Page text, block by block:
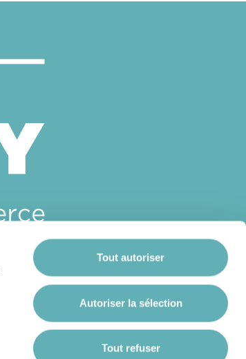
Tout autoriser
Autoriser la sélection
Tout refuser